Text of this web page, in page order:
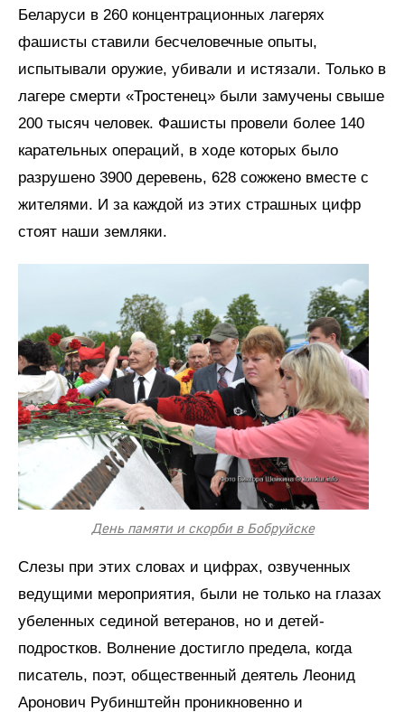
Беларуси в 260 концентрационных лагерях
фашисты ставили бесчеловечные опыты,
испытывали оружие, убивали и истязали. Только в
лагере смерти «Тростенец» были замучены свыше
200 тысяч человек. Фашисты провели более 140
карательных операций, в ходе которых было
разрушено 3900 деревень, 628 сожжено вместе с
жителями. И за каждой из этих страшных цифр
стоят наши земляки.
День памяти и скорби в Бобруйске
Слезы при этих словах и цифрах, озвученных
ведущими мероприятия, были не только на глазах
убеленных сединой ветеранов, но и детей-
подростков. Волнение достигло предела, когда
писатель, поэт, общественный деятель Леонид
Аронович Рубинштейн проникновенно и